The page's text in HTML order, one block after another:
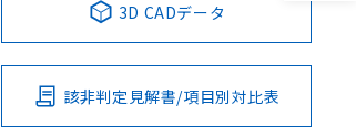
3D CADデータ
該非判定見解書/項目別対比表